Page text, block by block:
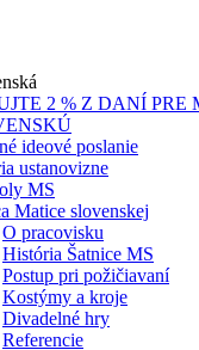
2 % Z DANÍ PRE
ideové poslanie
ustanovizne
MS
Matice slovenskej
O pracovisku
História Šatnice MS
Postup pri požičiavaní
Kostýmy a kroje
Divadelné hry
Referencie